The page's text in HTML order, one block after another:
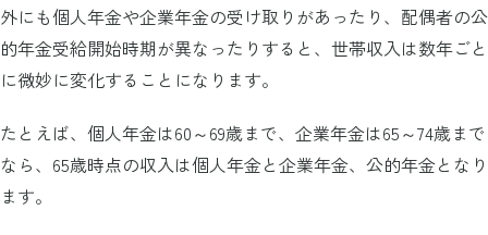
外にも個人年金や企業年金の受け取りがあったり、配偶者の公
的年金受給開始時期が異なったりすると、世帯収入は数年ごと
に微妙に変化することになります。
たとえば、個人年金は60～69歳まで、企業年金は65～74歳まで
なら、65歳時点の収入は個人年金と企業年金、公的年金となり
ます。